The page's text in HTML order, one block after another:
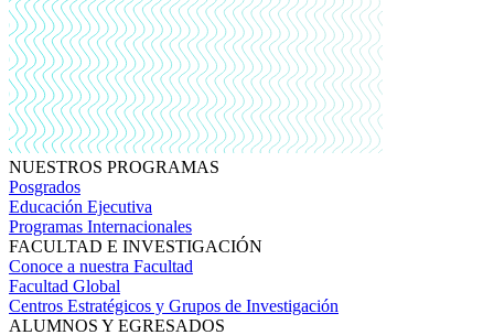
NUESTROS PROGRAMAS
Posgrados
Educación Ejecutiva
Programas Internacionales
FACULTAD E INVESTIGACIÓN
Conoce a nuestra Facultad
Facultad Global
Centros Estratégicos y Grupos de Investigación
ALUMNOS Y EGRESADOS